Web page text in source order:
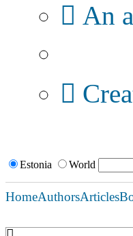
An
Estonia World
HomeAuthorsArticles